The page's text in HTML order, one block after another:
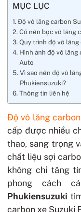
MỤC LỤC
Độ vô lăng carbon
Có nên bọc vô lăng
Quy trình độ vô
Hình ảnh độ vô
Auto
Vì sao nên độ vô
Phukiensuzuki?
Thông tin liên hệ
Độ vô lăng
cấp được nhiều
thao, sang trọng
chất liệu sợi
không chỉ tăng
phong cách
Phukiensuzuki
carbon xe Suzuki